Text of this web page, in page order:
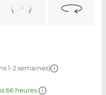
1-2 semaines)
66 heures